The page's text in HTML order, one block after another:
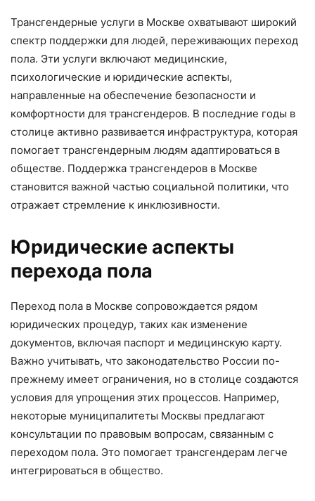
Трансгендерные услуги в Москве охватывают широкий
спектр поддержки для людей, переживающих переход
пола. Эти услуги включают медицинские,
психологические и юридические аспекты,
направленные на обеспечение безопасности и
комфортности для трансгендеров. В последние годы в
столице активно развивается инфраструктура, которая
помогает трансгендерным людям адаптироваться в
обществе. Поддержка трансгендеров в Москве
становится важной частью социальной политики, что
отражает стремление к инклюзивности.
Юридические аспекты
перехода пола
Переход пола в Москве сопровождается рядом
юридических процедур, таких как изменение
документов, включая паспорт и медицинскую карту.
Важно учитывать, что законодательство России по-
прежнему имеет ограничения, но в столице создаются
условия для упрощения этих процессов. Например,
некоторые муниципалитеты Москвы предлагают
консультации по правовым вопросам, связанным с
переходом пола. Это помогает трансгендерам легче
интегрироваться в общество.